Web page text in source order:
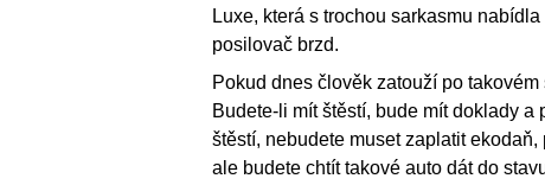
Luxe, která s trochou sarkasmu
posilovač brzd.
Pokud dnes člověk zatouží po
Budete-li mít štěstí, bude mít doklady
štěstí, nebudete muset zaplatit
ale budete chtít takové auto dát do